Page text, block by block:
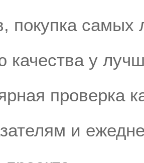
покупка
качества у
проверка
и